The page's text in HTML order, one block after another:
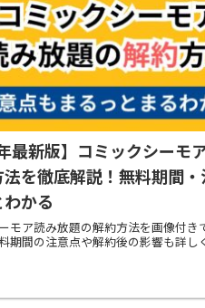
最新版】コミックシーモ
を徹底解説！無料期間・
かる
モア読み放題の解約方法を画像付き
期間の注意点や解約後の影響も詳し